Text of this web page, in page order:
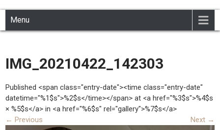
SkipINSTITUT PEAULINE
Institut de beauté à Civray 86400
Menu
IMG_20210422_142303
Published <span class="entry-date"><time class="entry-date"
datetime="%1$s">%2$s</time></span> at <a href="%3$s">%4$s
× %5$s</a> in <a href="%6$s" rel="gallery">%7$s</a>
← Previous Next →